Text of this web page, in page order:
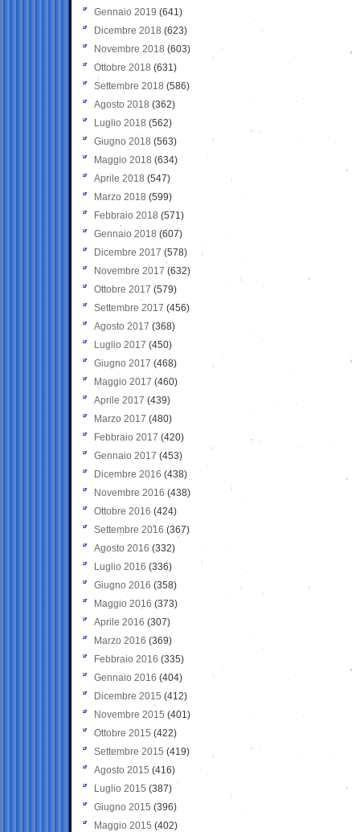
Gennaio 2019 (641)
Dicembre 2018 (623)
Novembre 2018 (603)
Ottobre 2018 (631)
Settembre 2018 (586)
Agosto 2018 (362)
Luglio 2018 (562)
Giugno 2018 (563)
Maggio 2018 (634)
Aprile 2018 (547)
Marzo 2018 (599)
Febbraio 2018 (571)
Gennaio 2018 (607)
Dicembre 2017 (578)
Novembre 2017 (632)
Ottobre 2017 (579)
Settembre 2017 (456)
Agosto 2017 (368)
Luglio 2017 (450)
Giugno 2017 (468)
Maggio 2017 (460)
Aprile 2017 (439)
Marzo 2017 (480)
Febbraio 2017 (420)
Gennaio 2017 (453)
Dicembre 2016 (438)
Novembre 2016 (438)
Ottobre 2016 (424)
Settembre 2016 (367)
Agosto 2016 (332)
Luglio 2016 (336)
Giugno 2016 (358)
Maggio 2016 (373)
Aprile 2016 (307)
Marzo 2016 (369)
Febbraio 2016 (335)
Gennaio 2016 (404)
Dicembre 2015 (412)
Novembre 2015 (401)
Ottobre 2015 (422)
Settembre 2015 (419)
Agosto 2015 (416)
Luglio 2015 (387)
Giugno 2015 (396)
Maggio 2015 (402)